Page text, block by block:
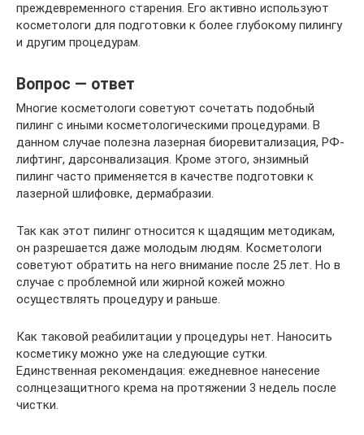
преждевременного старения. Его активно используют
косметологи для подготовки к более глубокому пилингу
и другим процедурам.
Вопрос — ответ
Многие косметологи советуют сочетать подобный
пилинг с иными косметологическими процедурами. В
данном случае полезна лазерная биоревитализация, РФ-
лифтинг, дарсонвализация. Кроме этого, энзимный
пилинг часто применяется в качестве подготовки к
лазерной шлифовке, дермабразии.
Так как этот пилинг относится к щадящим методикам,
он разрешается даже молодым людям. Косметологи
советуют обратить на него внимание после 25 лет. Но в
случае с проблемной или жирной кожей можно
осуществлять процедуру и раньше.
Как таковой реабилитации у процедуры нет. Наносить
косметику можно уже на следующие сутки.
Единственная рекомендация: ежедневное нанесение
солнцезащитного крема на протяжении 3 недель после
чистки.